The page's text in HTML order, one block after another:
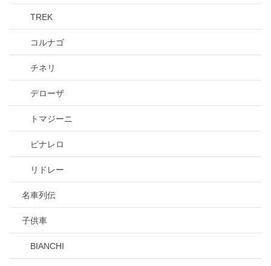
TREK
コルナゴ
チネリ
デローザ
トマジーニ
ピナレロ
リドレー
名車列伝
子供車
BIANCHI